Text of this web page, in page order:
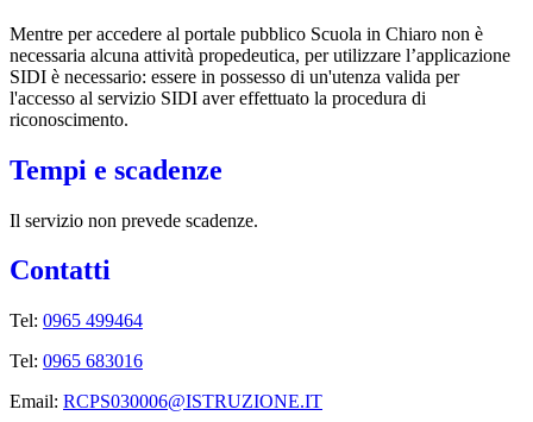
Mentre per accedere al portale pubblico Scuola in Chiaro non è
necessaria alcuna attività propedeutica, per utilizzare l’applicazione
SIDI è necessario: essere in possesso di un'utenza valida per
l'accesso al servizio SIDI aver effettuato la procedura di
riconoscimento.
Tempi e scadenze
Il servizio non prevede scadenze.
Contatti
Tel: 0965 499464
Tel: 0965 683016
Email: RCPS030006@ISTRUZIONE.IT